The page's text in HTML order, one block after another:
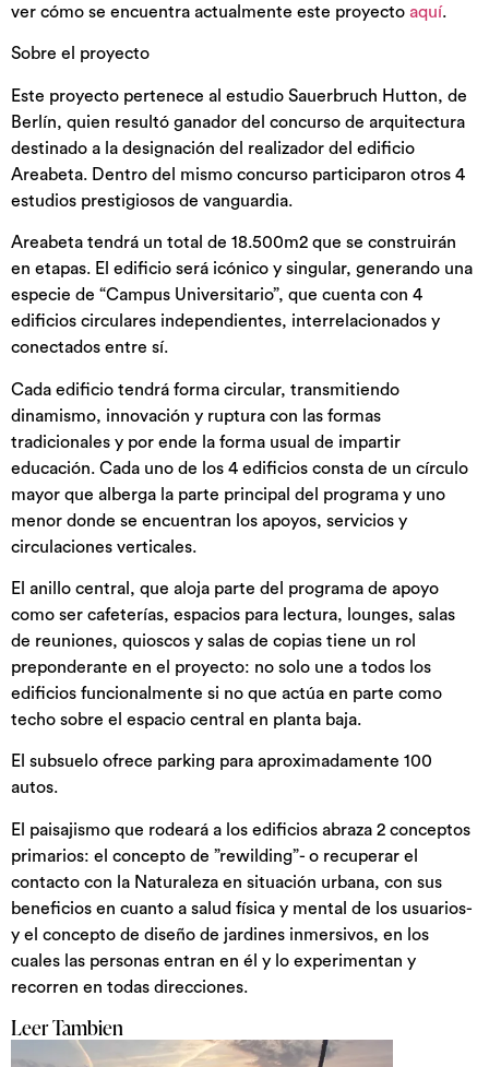
ver cómo se encuentra actualmente este proyecto aquí.
Sobre el proyecto
Este proyecto pertenece al estudio Sauerbruch Hutton, de
Berlín, quien resultó ganador del concurso de arquitectura
destinado a la designación del realizador del edificio
Areabeta. Dentro del mismo concurso participaron otros 4
estudios prestigiosos de vanguardia.
Areabeta tendrá un total de 18.500m2 que se construirán
en etapas. El edificio será icónico y singular, generando una
especie de “Campus Universitario”, que cuenta con 4
edificios circulares independientes, interrelacionados y
conectados entre sí.
Cada edificio tendrá forma circular, transmitiendo
dinamismo, innovación y ruptura con las formas
tradicionales y por ende la forma usual de impartir
educación. Cada uno de los 4 edificios consta de un círculo
mayor que alberga la parte principal del programa y uno
menor donde se encuentran los apoyos, servicios y
circulaciones verticales.
El anillo central, que aloja parte del programa de apoyo
como ser cafeterías, espacios para lectura, lounges, salas
de reuniones, quioscos y salas de copias tiene un rol
preponderante en el proyecto: no solo une a todos los
edificios funcionalmente si no que actúa en parte como
techo sobre el espacio central en planta baja.
El subsuelo ofrece parking para aproximadamente 100
autos.
El paisajismo que rodeará a los edificios abraza 2 conceptos
primarios: el concepto de ”rewilding”- o recuperar el
contacto con la Naturaleza en situación urbana, con sus
beneficios en cuanto a salud física y mental de los usuarios-
y el concepto de diseño de jardines inmersivos, en los
cuales las personas entran en él y lo experimentan y
recorren en todas direcciones.
Leer Tambien